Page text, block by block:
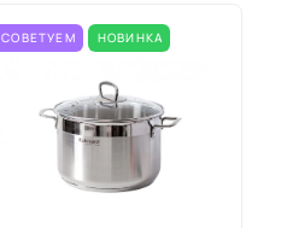
СОВЕТУЕМ НОВИНКА